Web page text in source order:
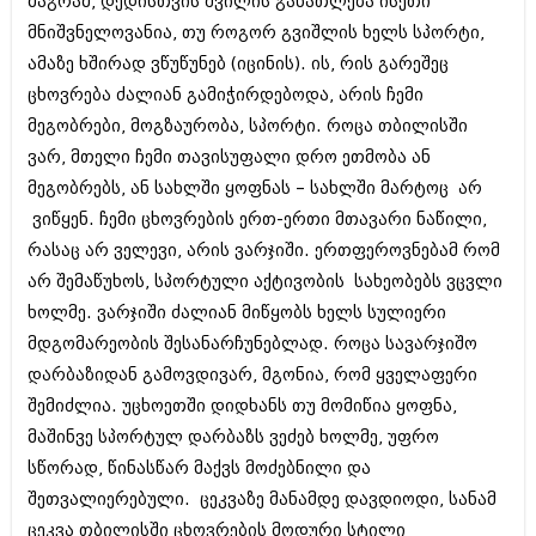
მნიშვნელოვანია, თუ როგორ გვიშლის ხელს სპორტი,
ამაზე ხშირად ვწუწუნებ (იცინის). ის, რის გარეშეც
ცხოვრება ძალიან გამიჭირდებოდა, არის ჩემი
მეგობრები, მოგზაურობა, სპორტი. როცა თბილისში
ვარ, მთელი ჩემი თავისუფალი დრო ეთმობა ან
მეგობრებს, ან სახლში ყოფნას – სახლში მარტოც არ
ვიწყენ. ჩემი ცხოვრების ერთ-ერთი მთავარი ნაწილი,
რასაც არ ველევი, არის ვარჯიში. ერთფეროვნებამ რომ
არ შემაწუხოს, სპორტული აქტივობის სახეობებს ვცვლი
ხოლმე. ვარჯიში ძალიან მიწყობს ხელს სულიერი
მდგომარეობის შესანარჩუნებლად. როცა სავარჯიშო
დარბაზიდან გამოვდივარ, მგონია, რომ ყველაფერი
შემიძლია. უცხოეთში დიდხანს თუ მომიწია ყოფნა,
მაშინვე სპორტულ დარბაზს ვეძებ ხოლმე, უფრო
სწორად, წინასწარ მაქვს მოძებნილი და
შეთვალიერებული. ცეკვაზე მანამდე დავდიოდი, სანამ
ცეკვა თბილისში ცხოვრების მოდური სტილი